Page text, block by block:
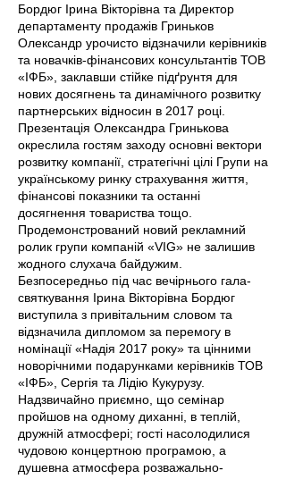
Бордюг Ірина Вікторівна та Директор
департаменту продажів Гриньков
Олександр урочисто відзначили керівників
та новачків-фінансових консультантів ТОВ
«ІФБ», заклавши стійке підґрунтя для
нових досягнень та динамічного розвитку
партнерських відносин в 2017 році.
Презентація Олександра Гринькова
окреслила гостям заходу основні вектори
розвитку компанії, стратегічні цілі Групи на
українському ринку страхування життя,
фінансові показники та останні
досягнення товариства тощо.
Продемонcтрований новий рекламний
ролик групи компаній «VIG» не залишив
жодного слухача байдужим.
Безпосередньо під час вечірнього гала-
святкування Ірина Вікторівна Бордюг
виступила з привітальним словом та
відзначила дипломом за перемогу в
номінації «Надія 2017 року» та цінними
новорічними подарунками керівників ТОВ
«ІФБ», Сергія та Лідію Кукурузу.
Надзвичайно приємно, що семінар
пройшов на одному диханні, в теплій,
дружній атмосфері; гості насолодилися
чудовою концертною програмою, а
душевна атмосфера розважально-